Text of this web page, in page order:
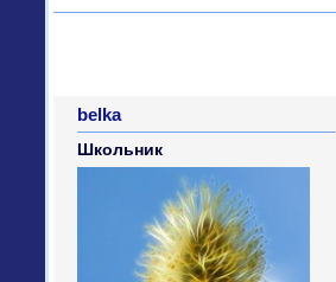
belka
Школьник